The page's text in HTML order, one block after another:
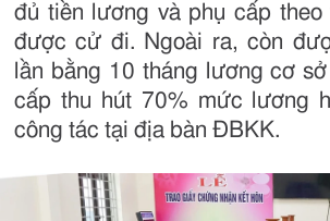
đủ tiền lương và phụ cấp
được cử đi. Ngoài ra, còn
lần bằng 10 tháng lương cơ
cấp thu hút 70% mức lương
công tác tại địa bàn ĐBKK.